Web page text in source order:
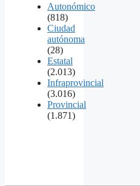
Autonómico
(818)
Ciudad
autónoma
(28)
Estatal
(2.013)
Infraprovincial
(3.016)
Provincial
(1.871)